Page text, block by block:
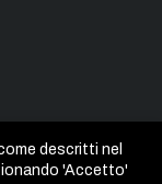
i marchi, loghi e
descritti nel
'Accetto'